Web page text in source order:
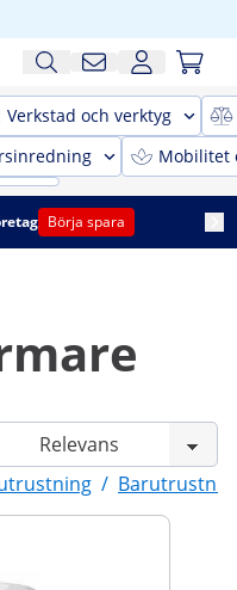
Verkstad och verktyg
Mobilitet
Börja spara
/